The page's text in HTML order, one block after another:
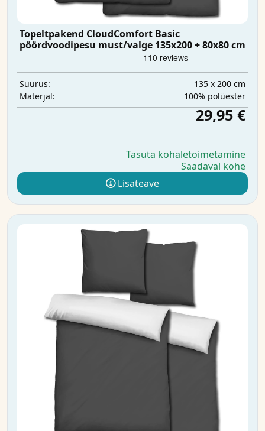
Topeltpakend CloudComfort Basic
pöördvoodipesu must/valge 135x200 + 80x80 cm
Suurus:
135 x 200 cm
Materjal:
100% polüester
29,95 €
Tasuta kohaletoimetamine
Saadaval kohe
Lisateave